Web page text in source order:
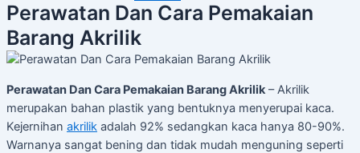
Perawatan Dan Cara Pemakaian
Barang Akrilik
Perawatan Dan Cara Pemakaian Barang Akrilik– Akrilik
merupakan bahan plastik yang bentuknya menyerupai kaca.
Kejernihan akrilik adalah 92% sedangkan kaca hanya 80-90%.
Warnanya sangat bening dan tidak mudah menguning seperti